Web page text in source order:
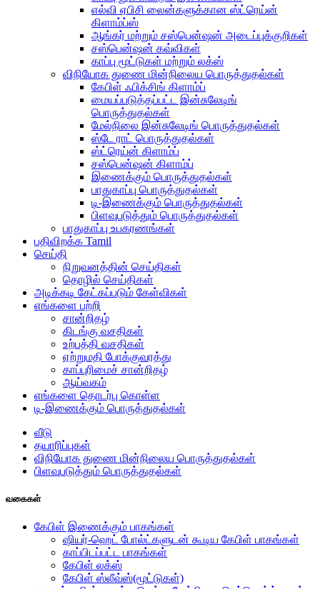
எல்வி ஏபிசி லைன்களுக்கான ஸ்ட்ரெய்ன்
கிளாம்ப்ஸ்
ஆங்கர் மற்றும் சஸ்பென்ஷன் அடைப்புக்குறிகள்
சஸ்பென்ஷன் கவ்விகள்
காப்பு மூட்டுகள் மற்றும் லக்ஸ்
விநியோக துணை மின்நிலைய பொருத்துதல்கள்
கேபிள் ஃபிக்சிங் கிளாம்ப்
மையப்படுத்தப்பட்ட இன்சுலேடிங்
பொருத்துதல்கள்
மேல்நிலை இன்சுலேடிங் பொருத்துதல்கள்
ஸ்டே ராட் பொருத்துதல்கள்
ஸ்ட்ரெய்ன் கிளாம்ப்
சஸ்பென்ஷன் கிளாம்ப்
இணைக்கும் பொருத்துதல்கள்
பாதுகாப்பு பொருத்துதல்கள்
டி-இணைக்கும் பொருத்துதல்கள்
பிளவுபடுத்தும் பொருத்துதல்கள்
பாதுகாப்பு உபகரணங்கள்
பதிவிறக்க Tamil
செய்தி
நிறுவனத்தின் செய்திகள்
தொழில் செய்திகள்
அடிக்கடி கேட்கப்படும் கேள்விகள்
எங்களை பற்றி
சான்றிதழ்
கிடங்கு வசதிகள்
உற்பத்தி வசதிகள்
ஏற்றுமதி போக்குவரத்து
காப்புரிமைச் சான்றிதழ்
ஆய்வகம்
எங்களை தொடர்பு கொள்ள
டி-இணைக்கும் பொருத்துதல்கள்
வீடு
தயாரிப்புகள்
விநியோக துணை மின்நிலைய பொருத்துதல்கள்
பிளவுபடுத்தும் பொருத்துதல்கள்
வகைகள்
கேபிள் இணைக்கும் பாகங்கள்
ஷியர்-ஹெட் போல்ட்களுடன் கூடிய கேபிள் பாகங்கள்
காப்பிடப்பட்ட பாகங்கள்
கேபிள் லக்ஸ்
கேபிள் ஸ்லீவ்ஸ்(மூட்டுகள்)